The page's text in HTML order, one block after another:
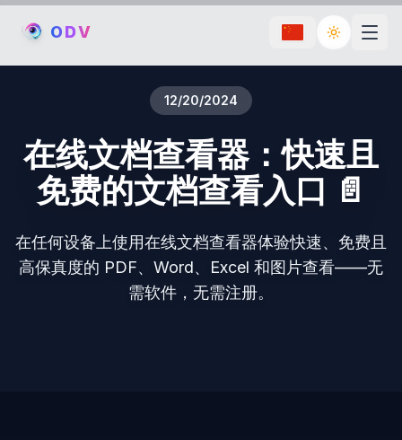
ODV Toggle
12/20/2024
在线文档查看器：快速且
免费的文档查看入口 📄
在任何设备上使用在线文档查看器体验快速、免费且
高保真度的 PDF、Word、Excel 和图片查看——无
需软件，无需注册。